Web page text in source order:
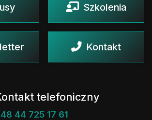
Szkolenia
Kontakt
telefoniczny
44 725 17 61